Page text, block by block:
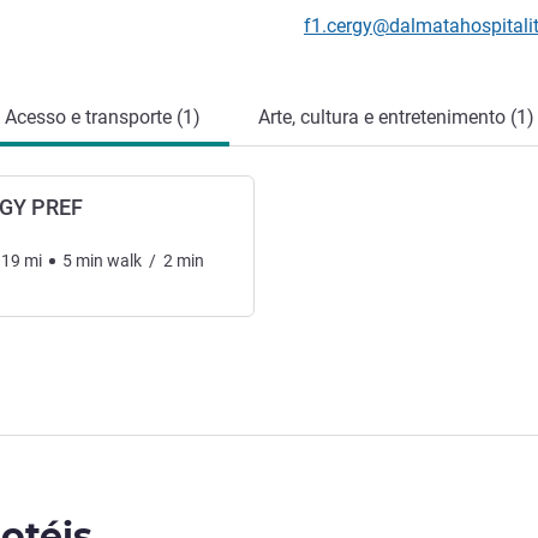
E-mail de contato
Acesso e transporte (1) Arte, cultura e entretenimento (1)
PREF
mi 5 min walk / 2 min